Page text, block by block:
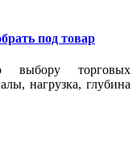
под товар
выбору торговых
нагрузка, глубина